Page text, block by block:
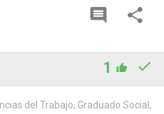
1
del Trabajo, Graduado Social,